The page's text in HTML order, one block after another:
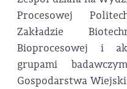
Procesowej
Zakładzie
Bioprocesowej i
grupami
Gospodarstwa